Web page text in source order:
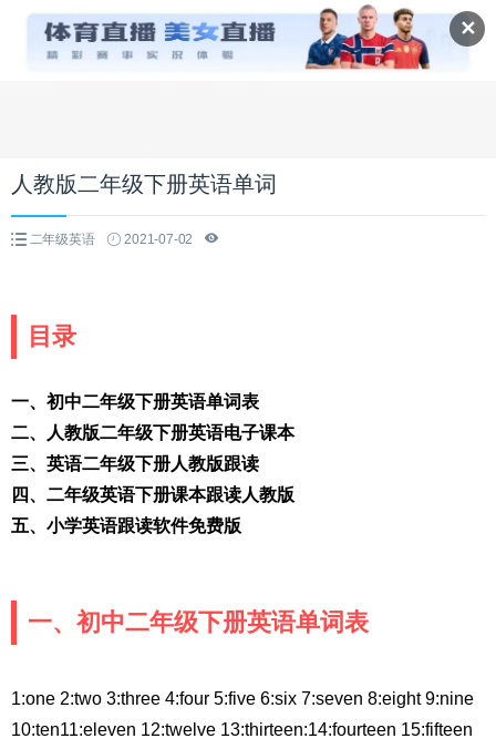
✕
人教版二年级下册英语单词
二年级英语 2021-07-02
目录
一、初中二年级下册英语单词表
二、人教版二年级下册英语电子课本
三、英语二年级下册人教版跟读
四、二年级英语下册课本跟读人教版
五、小学英语跟读软件免费版
一、初中二年级下册英语单词表
1:one 2:two 3:three 4:four 5:five 6:six 7:seven 8:eight 9:nine
10:ten11:eleven 12:twelve 13:thirteen:14:fourteen 15:fifteen